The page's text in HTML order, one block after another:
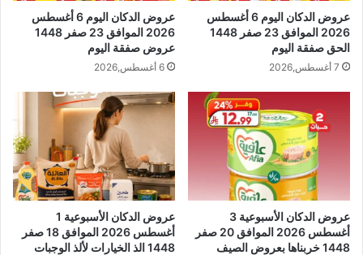
عروض الدكان اليوم 6 أغسطس
2026 الموافق 23 صفر 1448
الحق صفقة اليوم
7 أغسطس,2026
عروض الدكان اليوم 6 أغسطس
2026 الموافق 23 صفر 1448
عروض صفقة اليوم
6 أغسطس,2026
عروض الدكان الأسبوعية 3
أغسطس 2026 الموافق 20 صفر
1448 خربناها بعروض الصيف
عروض الدكان الأسبوعية 1
أغسطس 2026 الموافق 18 صفر
1448 الذ الخيارات لألذ الوجبات